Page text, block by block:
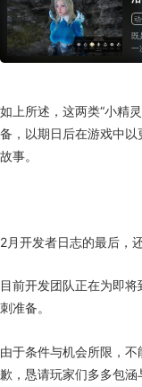
既
一
如上所述，这两类“小精
备，以期日后在游戏中
故事。
2月开发者日志的最后，
目前开发团队正在为即
刺准备。
由于条件与机会所限，
歉，恳请玩家们多多包